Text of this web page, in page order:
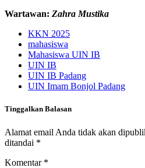
Wartawan: Zahra Mustika
KKN 2025
mahasiswa
Mahasiswa UIN IB
UIN IB
UIN IB Padang
UIN Imam Bonjol Padang
Tinggalkan Balasan
Alamat email Anda tidak akan
ditandai *
Komentar *